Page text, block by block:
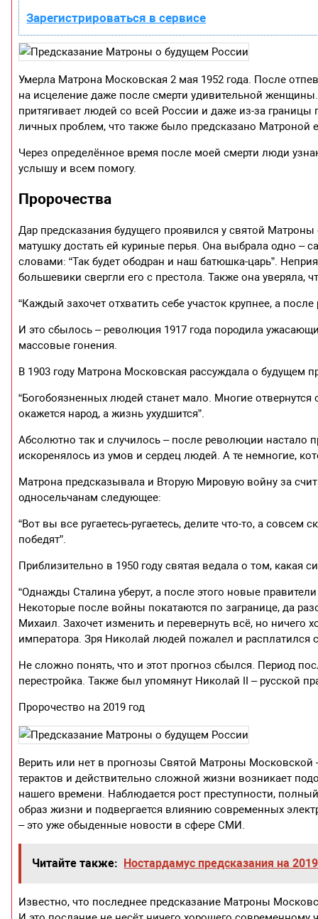
Зарегистрироваться в сервисе
Умерла Матрона Московская 2 мая 1952 года. После
на исцеление даже после смерти удивительной
притягивает людей со всей России и даже из-за
личных проблем, что также было предсказано Матроной
Через определённое время после моей смерти люди
услышу и всем помогу.
Пророчества
Дар предсказания будущего проявился у святой
матушку достать ей куриные перья. Она выбрала одно –
словами: “Так будет ободран и наш батюшка-царь”.
большевики свергли его с престола. Также она уверяла,
“Каждый захочет отхватить себе участок крупнее, а после
И это сбылось – революция 1917 года породила
массовые гонения.
В 1903 году Матрона Московская рассуждала о будущем
“Богобоязненных людей станет мало. Многие
окажется народ, а жизнь ухудшится”.
Абсолютно так и случилось – после революции настало
искоренялось из умов и сердец людей. А те немногие,
Матрона предсказывала и Вторую Мировую войну за
односельчанам следующее:
“Вот вы все ругаетесь-ругаетесь, делите что-то, а
победят”.
Приблизительно в 1950 году святая ведала о том, какая
“Однажды Сталина уберут, а после этого новые
Некоторые после войны покатаются по загранице, да
Михаил. Захочет изменить и перевернуть всё, но ничего
императора. Зря Николай людей пожалел и
Не сложно понять, что и этот прогноз сбылся. Период
перестройка. Также был упомянут Николай II – русской
Пророчество на 2019 год
Верить или нет в прогнозы Святой Матроны
терактов и действительно сложной жизни возникает
нашего времени. Наблюдается рост преступности,
образ жизни и подвергается влиянию современных
– это уже обыденные новости в сфере СМИ.
Читайте также: Ностардамус предсказания на
Известно, что последнее предсказание Матроны